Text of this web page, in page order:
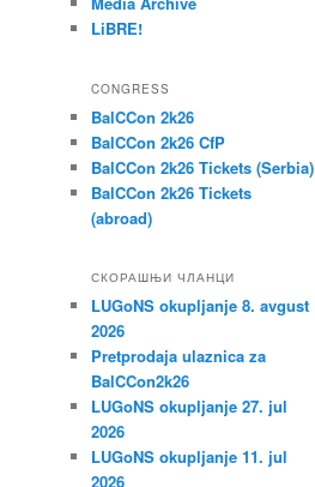
LiBRE!
CONGRESS
BalCCon 2k26
BalCCon 2k26 CfP
BalCCon 2k26 Tickets (Serbia)
BalCCon 2k26 Tickets
(abroad)
СКОРАШЊИ ЧЛАНЦИ
LUGoNS okupljanje 8. avgust
2026
Pretprodaja ulaznica za
BalCCon2k26
LUGoNS okupljanje 27. jul
2026
LUGoNS okupljanje 11. jul
2026